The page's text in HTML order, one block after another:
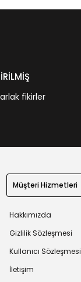
fikirler
Müşteri Hizmetleri
Hakkımızda
Gizlilik Sözleşmesi
Kullanıcı Sözleşmesi
İletişim